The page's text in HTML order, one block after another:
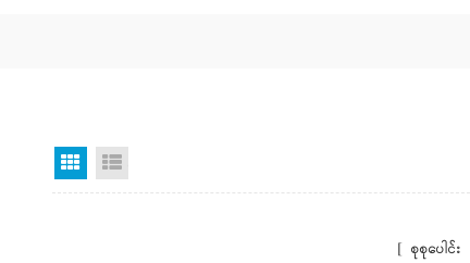
Grid မြင်ကွင်း
[ စုစုပေါင်း